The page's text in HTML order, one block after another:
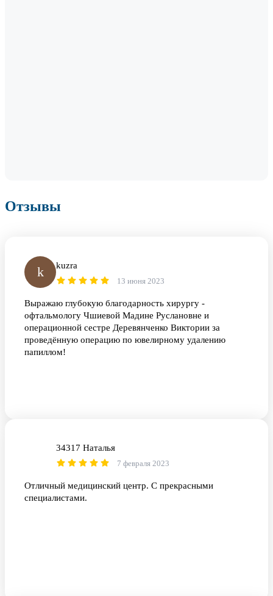
Отзывы
k kuzra
13 июня 2023
Выражаю глубокую благодарность хирургу -
офтальмологу Чшиевой Мадине Руслановне и
операционной сестре Деревянченко Виктории за
проведённую операцию по ювелирному удалению
папиллом!
34317 Наталья
7 февраля 2023
Отличный медицинский центр. С прекрасными
специалистами.